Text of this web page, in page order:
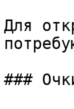
Для
###